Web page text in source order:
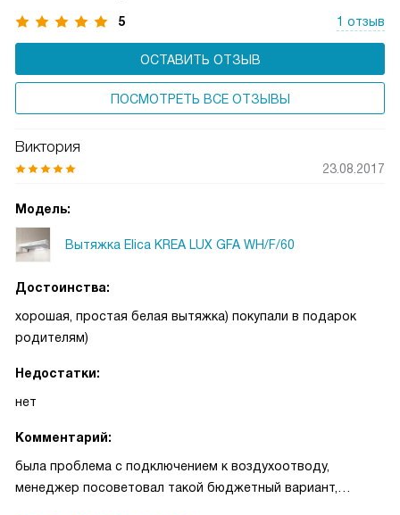
5 1 отзыв
ОСТАВИТЬ ОТЗЫВ
ПОСМОТРЕТЬ ВСЕ ОТЗЫВЫ
Виктория
23.08.2017
Модель:
Вытяжка Elica KREA LUX GFA WH/F/60
Достоинства:
хорошая, простая белая вытяжка) покупали в подарок
родителям)
Недостатки:
нет
Комментарий:
была проблема с подключением к воздухоотводу,
менеджер посоветовал такой бюджетный вариант,